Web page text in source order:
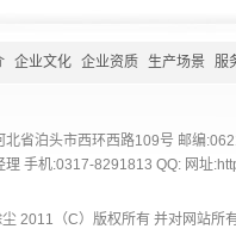
企业文化 企业资质 生产场景 服
北省泊头市西环西路109号 邮编
理 手机:0317-8291813 QQ: 网址
2011（C）版权所有 并对网站所